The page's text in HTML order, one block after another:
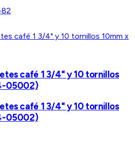
82
café 1 3/4" y 10 tornillos
05002)
café 1 3/4" y 10 tornillos
05002)